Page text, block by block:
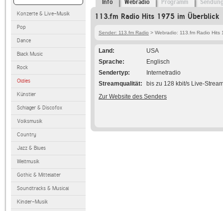
Konzerte & Live-Musik
Pop
Dance
Black Music
Rock
Oldies
Künstler
Schlager & Discofox
Volksmusik
Country
Jazz & Blues
Weltmusik
Gothic & Mittelalter
Soundtracks & Musical
Kinder-Musik
Info Webradio Programm
113.fm Radio Hits 1975 im Überblick
Sender: 113.fm Radio > Webradio: 113.fm Radio Hits
Land
USA
Sprache
Englisch
Sendertyp
Internetradio
Streamqualität
bis zu 128 kbit/s Live-
Zur Website des Senders